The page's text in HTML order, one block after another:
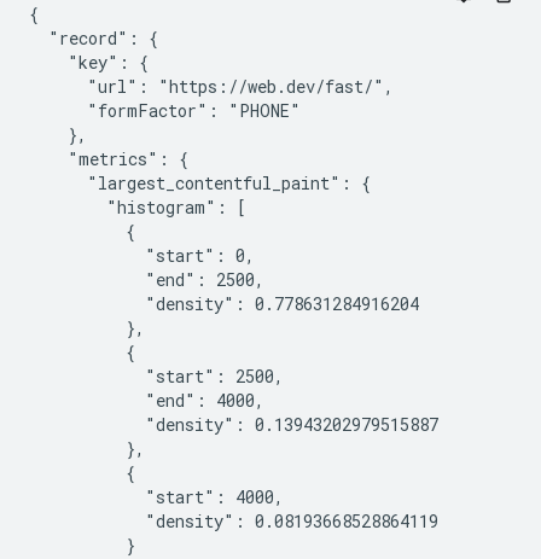
{
  "record": {
    "key": {
      "url": "https://web.dev/fast/",
      "formFactor": "PHONE"
    },
    "metrics": {
      "largest_contentful_paint": {
        "histogram": [
          {
            "start": 0,
            "end": 2500,
            "density": 0.778631284916204
          },
          {
            "start": 2500,
            "end": 4000,
            "density": 0.13943202979515887
          },
          {
            "start": 4000,
            "density": 0.08193668528864119
          }